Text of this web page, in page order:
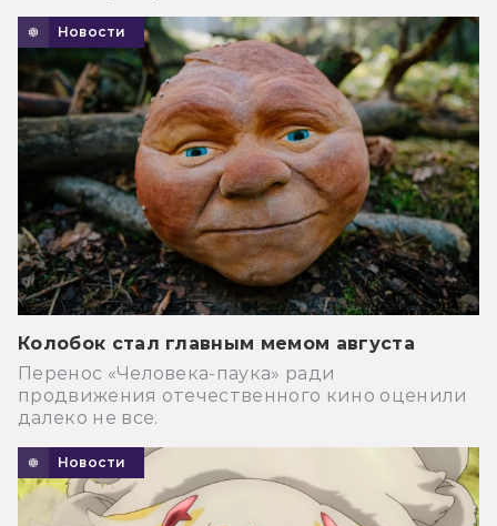
Новости
Колобок стал главным мемом августа
Перенос «Человека-паука» ради
продвижения отечественного кино оценили
далеко не все.
Новости